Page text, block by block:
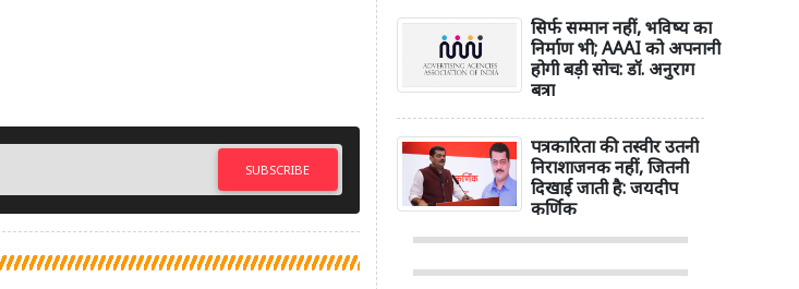
SUBSCRIBE
सिर्फ सम्मान नहीं, भविष्य का
निर्माण भी; AAAI को अपनानी
होगी बड़ी सोच: डॉ. अनुराग
बत्रा
पत्रकारिता की तस्वीर उतनी
निराशाजनक नहीं, जितनी
दिखाई जाती है: जयदीप
कर्णिक